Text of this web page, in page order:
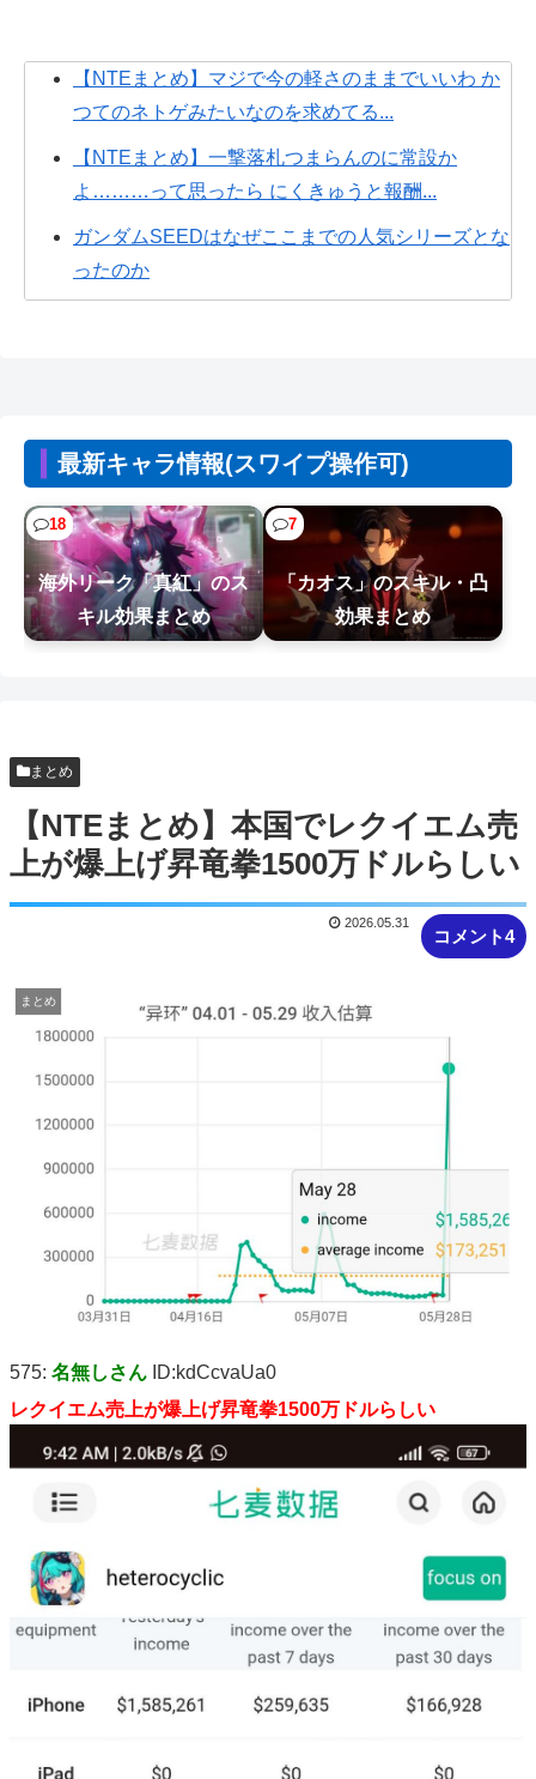
【NTEまとめ】マジで今の軽さのままでいいわ か
つてのネトゲみたいなのを求めてる...
【NTEまとめ】一撃落札つまらんのに常設か
よ………って思ったら にくきゅうと報酬...
ガンダムSEEDはなぜここまでの人気シリーズとな
ったのか
稿して叩かれるｗｗｗｗ
【悲報】学歴系YouTuber、大学教授に論破された
ので仲間に助けてもらうしかな...
例のダンスアニメ、ヤバすぎるｗｗｗｗｗ
【悲報】日本の盆踊り文化、キモオタに破壊され
るWWW
最新キャラ情報(スワイプ操作可)
18
海外リーク「真紅」のス
キル効果まとめ
7
「カオス」のスキル・凸
効果まとめ
まとめ
【NTEまとめ】本国でレクイエム売
上が爆上げ昇竜拳1500万ドルらしい
コメント4
2026.05.31
まとめ
575: 名無しさん ID:kdCcvaUa0
レクイエム売上が爆上げ昇竜拳1500万ドルらしい